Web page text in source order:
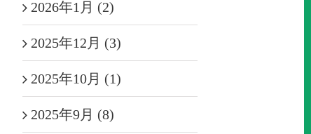
2026年1月 (2)
2025年12月 (3)
2025年10月 (1)
2025年9月 (8)